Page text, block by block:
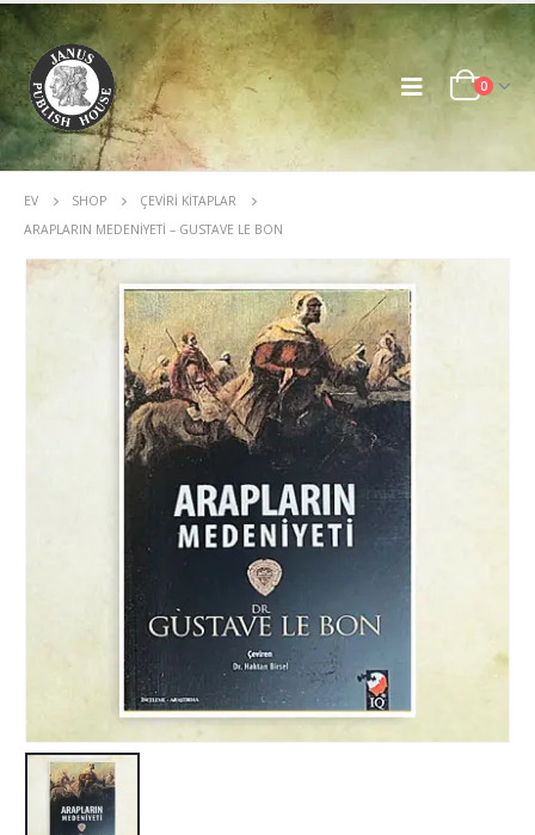
0
EV SHOP
ÇEVIRI KITAPLAR
ARAPLARIN MEDENIYETI – GUSTAVE LE BON